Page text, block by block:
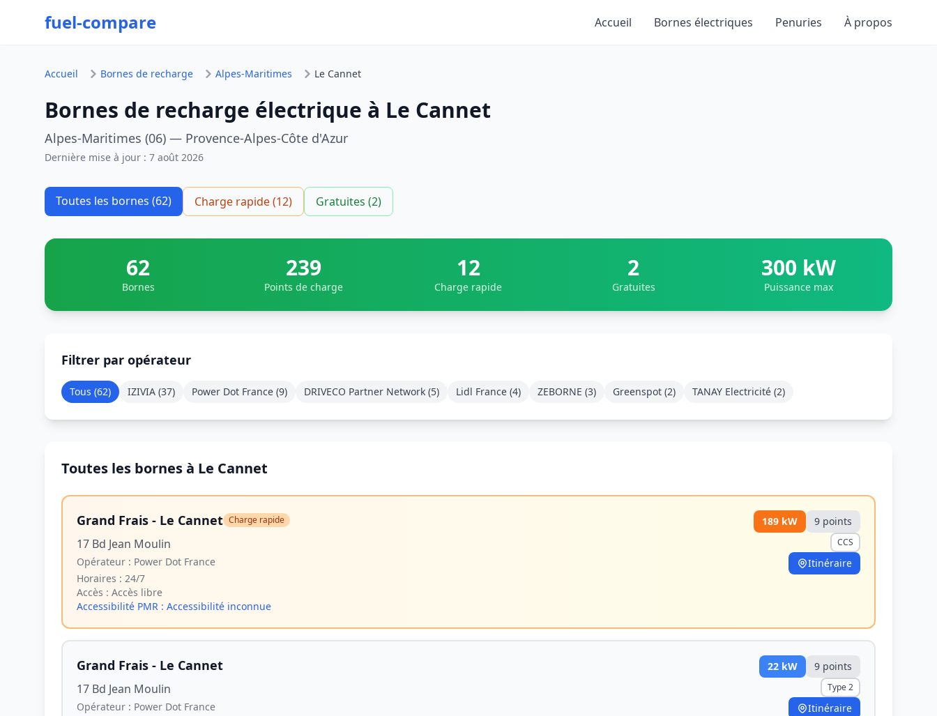
fuel-compare Accueil Bornes électriques Penuries À propos
Accueil Bornes de recharge Alpes-Maritimes Le Cannet
Bornes de recharge électrique à Le Cannet
Alpes-Maritimes (06) — Provence-Alpes-Côte d'Azur
Dernière mise à jour : 7 août 2026
Toutes les bornes (62) Charge rapide (12) Gratuites (2)
62
Bornes
239
Points de charge
12
Charge rapide
2
Gratuites
300 kW
Puissance max
Filtrer par opérateur
Tous (62) IZIVIA (37) Power Dot France (9) DRIVECO Partner Network (5) Lidl France (4) ZEBORNE (3) Greenspot (2) TANAY Electricité (2)
Toutes les bornes à Le Cannet
Grand Frais - Le Cannet Charge rapide
17 Bd Jean Moulin
Opérateur : Power Dot France
Horaires : 24/7
Accès : Accès libre
Accessibilité PMR : Accessibilité inconnue
189 kW 9 points
CCS
Itinéraire
Grand Frais - Le Cannet
17 Bd Jean Moulin
Opérateur : Power Dot France
22 kW 9 points
Type 2
Itinéraire